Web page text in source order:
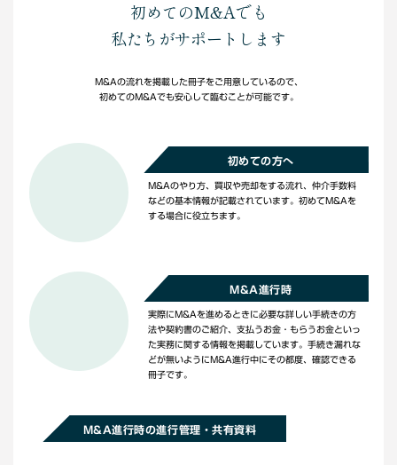
初めてのM&Aでも
私たちがサポートします
M&Aの流れを掲載した冊子をご用意しているので、
初めてのM&Aでも安心して臨むことが可能です。
初めての方へ
M&Aのやり方、買収や売却をする流れ、仲介手数料
などの基本情報が記載されています。初めてM&Aを
する場合に役立ちます。
M&A進行時
実際にM&Aを進めるときに必要な詳しい手続きの方
法や契約書のご紹介、支払うお金・もらうお金といっ
た実務に関する情報を掲載しています。手続き漏れな
どが無いようにM&A進行中にその都度、確認できる
冊子です。
M&A進行時の進行管理・共有資料